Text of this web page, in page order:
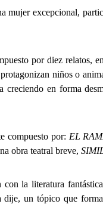
mujer excepcional,
por diez relatos,
niños o
en forma
compuesto por: EL
obra teatral breve,
con la literatura
dije, un tópico que